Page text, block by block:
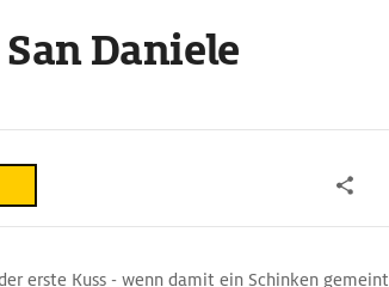
Daniele
erste Kuss - wenn damit ein Schinken gemeint